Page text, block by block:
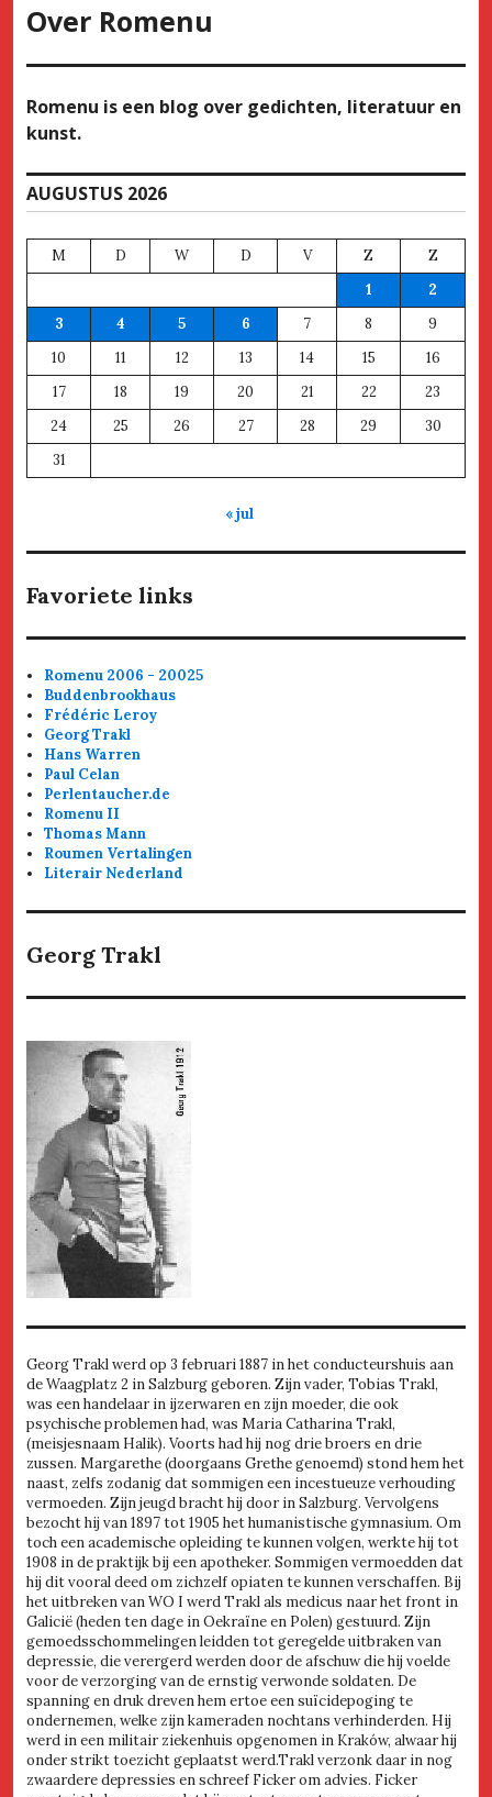
Over Romenu
Romenu is een blog over gedichten, literatuur en
kunst.
AUGUSTUS 2026
M D W D V Z
Z
1
2
3
4 5 6 7 8
9
10
11 12 13 14 15
16
17
18 19 20 21 22
23
24
25 26 27 28 29
30
31
« jul
Favoriete links
Romenu 2006 - 20025
Buddenbrookhaus
Frédéric Leroy
Georg Trakl
Hans Warren
Paul Celan
Perlentaucher.de
Romenu II
Thomas Mann
Roumen Vertalingen
Literair Nederland
Georg Trakl
Georg Trakl werd op 3 februari 1887 in het conducteurshuis aan
de Waagplatz 2 in Salzburg geboren. Zijn vader, Tobias Trakl,
was een handelaar in ijzerwaren en zijn moeder, die ook
psychische problemen had, was Maria Catharina Trakl,
(meisjesnaam Halik). Voorts had hij nog drie broers en drie
zussen. Margarethe (doorgaans Grethe genoemd) stond hem het
naast, zelfs zodanig dat sommigen een incestueuze verhouding
vermoeden. Zijn jeugd bracht hij door in Salzburg. Vervolgens
bezocht hij van 1897 tot 1905 het humanistische gymnasium. Om
toch een academische opleiding te kunnen volgen, werkte hij tot
1908 in de praktijk bij een apotheker. Sommigen vermoedden dat
hij dit vooral deed om zichzelf opiaten te kunnen verschaffen. Bij
het uitbreken van WO I werd Trakl als medicus naar het front in
Galicië (heden ten dage in Oekraïne en Polen) gestuurd. Zijn
gemoedsschommelingen leidden tot geregelde uitbraken van
depressie, die verergerd werden door de afschuw die hij voelde
voor de verzorging van de ernstig verwonde soldaten. De
spanning en druk dreven hem ertoe een suïcidepoging te
ondernemen, welke zijn kameraden nochtans verhinderden. Hij
werd in een militair ziekenhuis opgenomen in Kraków, alwaar hij
onder strikt toezicht geplaatst werd.Trakl verzonk daar in nog
zwaardere depressies en schreef Ficker om advies. Ficker